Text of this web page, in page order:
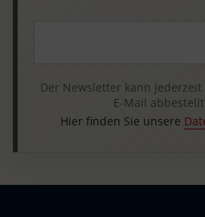
Der Newsletter kann
E-Mail
Hier finden Sie unsere